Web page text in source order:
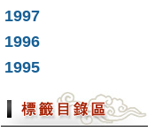
1997
1996
1995